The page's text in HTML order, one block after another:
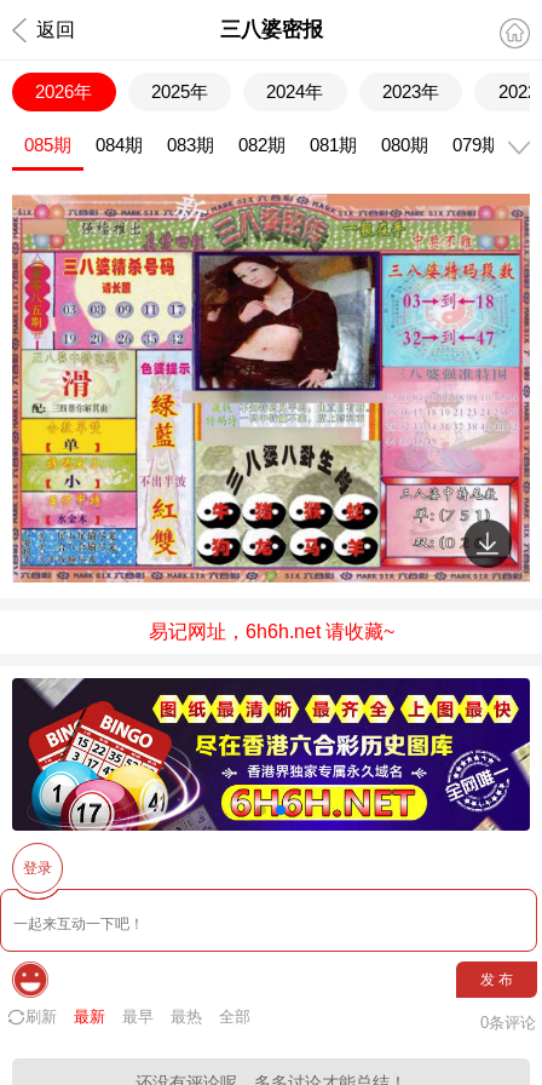
返回 三八婆密报
2026年 2025年 2024年 2023年 2022
085期 084期 083期 082期 081期 080期 079期
易记网址，6h6h.net 请收藏~
登录
发 布
刷新 最新 最早 最热 全部 0条评论